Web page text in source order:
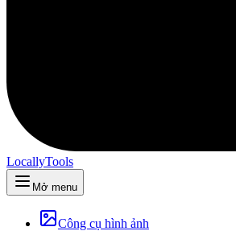
LocallyTools
Mở menu
Công cụ hình ảnh